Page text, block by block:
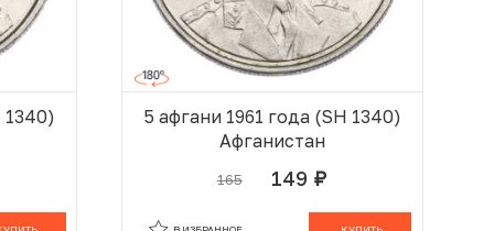
1340)
5 афгани 1961 года (SH 1340)
Афганистан
165 149 руб.